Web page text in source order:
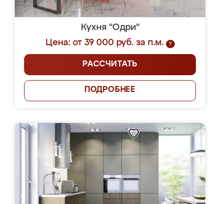
Кухня "Одри"
Цена: от 39 000 руб. за п.м.
?
РАССЧИТАТЬ
ПОДРОБНЕЕ